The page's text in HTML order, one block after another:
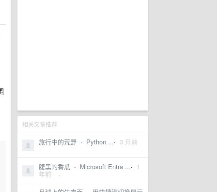
相关文章推荐
旅行中的荒野 · Python ...· 3 月前
·
腹黑的香瓜 · Microsoft Entra ...· 1
年前 ·